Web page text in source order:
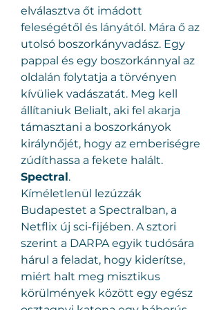
elválasztva őt imádott
feleségétől és lányától. Mára ő az
utolsó boszorkányvadász. Egy
pappal és egy boszorkánnyal az
oldalán folytatja a törvényen
kívüliek vadászatát. Meg kell
állítaniuk Belialt, aki fel akarja
támasztani a boszorkányok
királynőjét, hogy az emberiségre
zúdíthassa a fekete halált.
Spectral.
Kíméletlenül lezúzzák
Budapestet a Spectralban, a
Netflix új sci-fijében. A sztori
szerint a DARPA egyik tudósára
hárul a feladat, hogy kiderítse,
miért halt meg misztikus
körülmények között egy egész